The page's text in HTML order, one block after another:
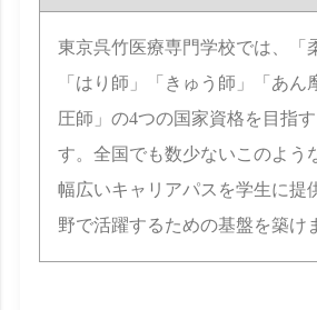
東京呉竹医療専門学校では、「
「はり師」「きゅう師」「あん
圧師」の4つの国家資格を目指
す。全国でも数少ないこのよう
幅広いキャリアパスを学生に提
野で活躍するための基盤を築け